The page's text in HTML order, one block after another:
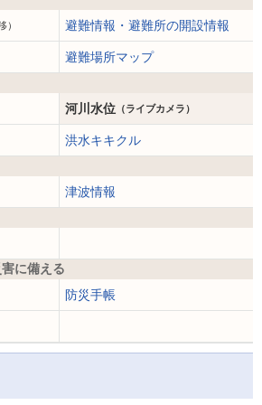
） 避難情報・避難所の開設情報
避難場所マップ
河川水位 （ライブカメラ）
洪水キキクル
津波情報
に備える
防災手帳